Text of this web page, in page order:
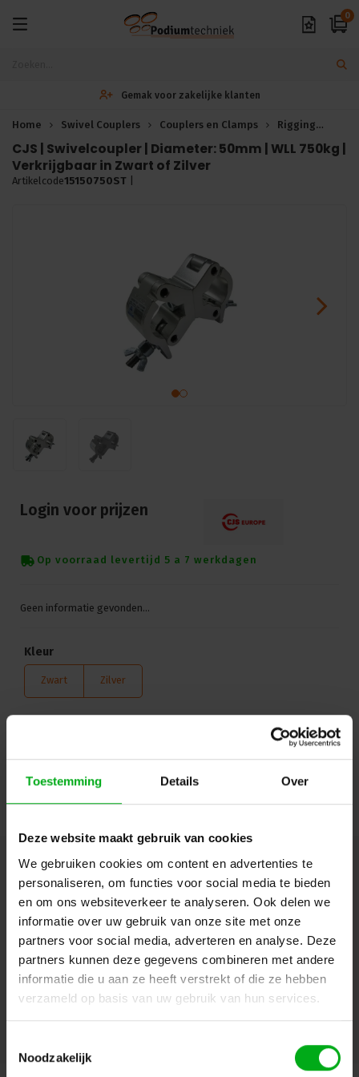
Toestemming Details Over
Deze website maakt gebruik van cookies
We gebruiken cookies om content en advertenties te
personaliseren, om functies voor social media te bieden
en om ons websiteverkeer te analyseren. Ook delen we
informatie over uw gebruik van onze site met onze
partners voor social media, adverteren en analyse. Deze
partners kunnen deze gegevens combineren met andere
informatie die u aan ze heeft verstrekt of die ze hebben
verzameld op basis van uw gebruik van hun services.
Noodzakelijk
0
Gemak voor zakelijke klanten
Home Swivel Couplers Couplers en Clamps Rigging
CJS | Swivelcoupler | Diameter: 50mm | WLL 750kg |
Verkrijgbaar in Zwart of Zilver
Artikelcode15150750ST
Login voor prijzen
Op voorraad levertijd 5 a 7 werkdagen
Geen informatie gevonden...
Kleur
Zwart Zilver
Login of account aanmaken - en krijg direct korting
Doorgaan
Beschrijving en specificaties Downloads
FAQ en reviews
je klaar!